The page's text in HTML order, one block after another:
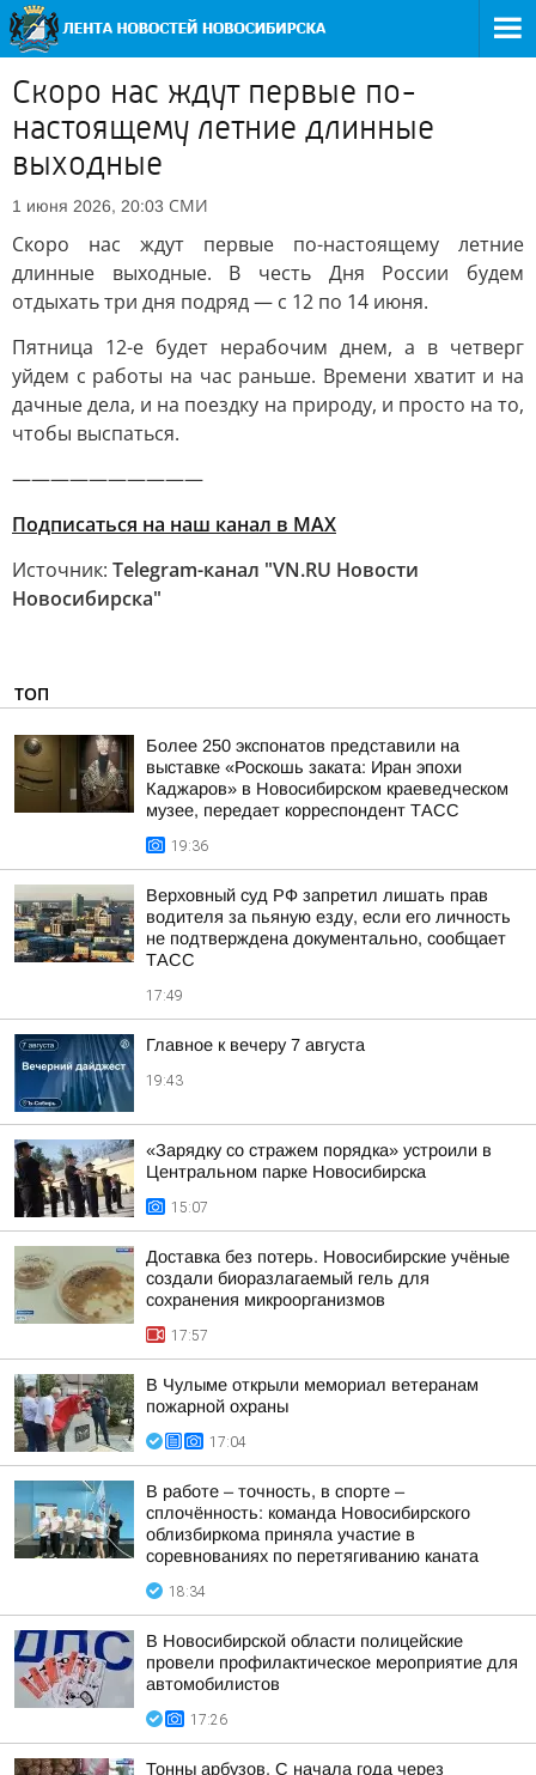
Скоро нас ждут первые по-
настоящему летние длинные
выходные
1 июня 2026, 20:03 СМИ
Скоро нас ждут первые по-настоящему летние
длинные выходные. В честь Дня России будем
отдыхать три дня подряд — с 12 по 14 июня.
Пятница 12-е будет нерабочим днем, а в четверг
уйдем с работы на час раньше. Времени хватит и на
дачные дела, и на поездку на природу, и просто на то,
чтобы выспаться.
——————————
Подписаться на наш канал в MAX
Источник: Telegram-канал "VN.RU Новости
Новосибирска"
ТОП
Более 250 экспонатов представили на
выставке «Роскошь заката: Иран эпохи
Каджаров» в Новосибирском краеведческом
музее, передает корреспондент ТАСС
19:36
Верховный суд РФ запретил лишать прав
водителя за пьяную езду, если его личность
не подтверждена документально, сообщает
ТАСС
17:49
Главное к вечеру 7 августа
19:43
«Зарядку со стражем порядка» устроили в
Центральном парке Новосибирска
15:07
Доставка без потерь. Новосибирские учёные
создали биоразлагаемый гель для
сохранения микроорганизмов
17:57
В Чулыме открыли мемориал ветеранам
пожарной охраны
17:04
В работе – точность, в спорте –
сплочённость: команда Новосибирского
облизбиркома приняла участие в
соревнованиях по перетягиванию каната
18:34
В Новосибирской области полицейские
провели профилактическое мероприятие для
автомобилистов
17:26
Тонны арбузов. С начала года через